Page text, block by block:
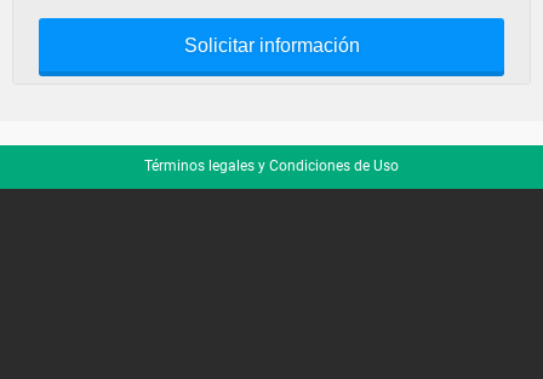
Solicitar información
Términos legales y Condiciones de Uso